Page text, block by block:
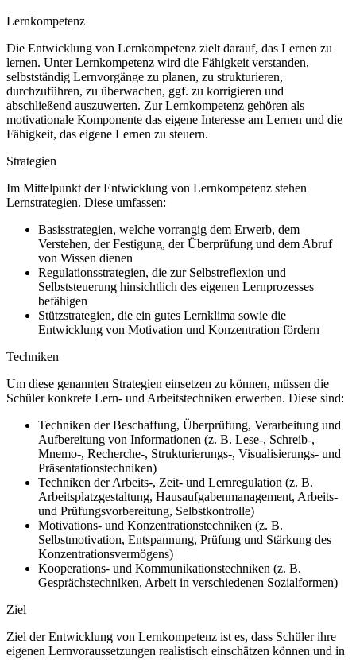
Lernkompetenz
Die Entwicklung von Lernkompetenz zielt darauf, das Lernen zu
lernen. Unter Lernkompetenz wird die Fähigkeit verstanden,
selbstständig Lernvorgänge zu planen, zu strukturieren,
durchzuführen, zu überwachen, ggf. zu korrigieren und
abschließend auszuwerten. Zur Lernkompetenz gehören als
motivationale Komponente das eigene Interesse am Lernen und die
Fähigkeit, das eigene Lernen zu steuern.
Strategien
Im Mittelpunkt der Entwicklung von Lernkompetenz stehen
Lernstrategien. Diese umfassen:
Basisstrategien, welche vorrangig dem Erwerb, dem
Verstehen, der Festigung, der Überprüfung und dem Abruf
von Wissen dienen
Regulationsstrategien, die zur Selbstreflexion und
Selbststeuerung hinsichtlich des eigenen Lernprozesses
befähigen
Stützstrategien, die ein gutes Lernklima sowie die
Entwicklung von Motivation und Konzentration fördern
Techniken
Um diese genannten Strategien einsetzen zu können, müssen die
Schüler konkrete Lern- und Arbeitstechniken erwerben. Diese sind:
Techniken der Beschaffung, Überprüfung, Verarbeitung und
Aufbereitung von Informationen (z. B. Lese-, Schreib-,
Mnemo-, Recherche-, Strukturierungs-, Visualisierungs- und
Präsentationstechniken)
Techniken der Arbeits-, Zeit- und Lernregulation (z. B.
Arbeitsplatzgestaltung, Hausaufgabenmanagement, Arbeits-
und Prüfungsvorbereitung, Selbstkontrolle)
Motivations- und Konzentrationstechniken (z. B.
Selbstmotivation, Entspannung, Prüfung und Stärkung des
Konzentrationsvermögens)
Kooperations- und Kommunikationstechniken (z. B.
Gesprächstechniken, Arbeit in verschiedenen Sozialformen)
Ziel
Ziel der Entwicklung von Lernkompetenz ist es, dass Schüler ihre
eigenen Lernvoraussetzungen realistisch einschätzen können und in